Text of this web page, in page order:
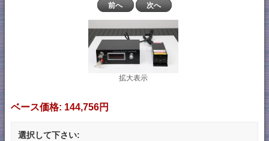
前へ 次へ
拡大表示
ベース価格: 144,756円
選択して下さい: